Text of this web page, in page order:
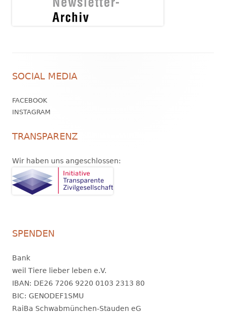
Inhalt
SOCIAL MEDIA
FACEBOOK
INSTAGRAM
TRANSPARENZ
Wir haben uns angeschlossen:
SPENDEN
Bank
weil Tiere lieber leben e.V.
IBAN: DE26 7206 9220 0103 2313 80
BIC: GENODEF1SMU
RaiBa Schwabmünchen-Stauden eG